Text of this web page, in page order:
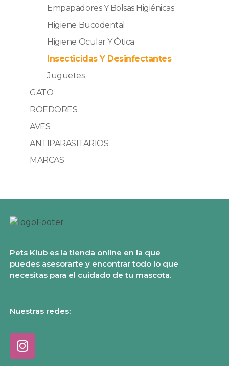
Empapadores Y Bolsas Higiénicas
Higiene Bucodental
Higiene Ocular Y Ótica
Insecticidas Y Desinfectantes
Juguetes
GATO
ROEDORES
AVES
ANTIPARASITARIOS
MARCAS
Pets Klub es la tienda online en la que
puedes asesorarte y encontrar todo lo que
necesitas para el cuidado de tu mascota.
Nuestras redes: